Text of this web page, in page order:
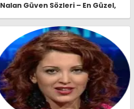
Nalan Güven Sözleri – En Güzel,